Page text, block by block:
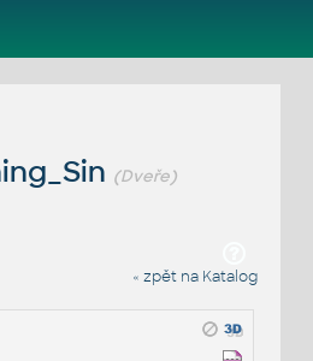
(Dveře)
« zpět na Katalog